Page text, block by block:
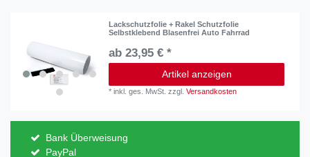
Lackschutzfolie + Rakel Schutzfolie
Selbstklebend Blasenfrei Auto Fahrrad
ab 23,95 € *
Artikel anzeigen
*inkl. ges. MwSt. zzgl.Versandkosten
Bank Überweisung
PayPal